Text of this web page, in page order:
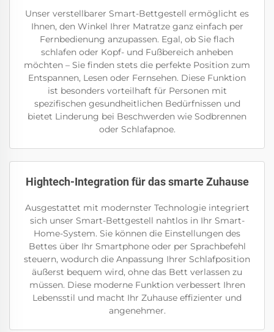
Unser verstellbarer Smart-Bettgestell ermöglicht es
Ihnen, den Winkel Ihrer Matratze ganz einfach per
Fernbedienung anzupassen. Egal, ob Sie flach
schlafen oder Kopf- und Fußbereich anheben
möchten – Sie finden stets die perfekte Position zum
Entspannen, Lesen oder Fernsehen. Diese Funktion
ist besonders vorteilhaft für Personen mit
spezifischen gesundheitlichen Bedürfnissen und
bietet Linderung bei Beschwerden wie Sodbrennen
oder Schlafapnoe.
Hightech-Integration für das smarte Zuhause
Ausgestattet mit modernster Technologie integriert
sich unser Smart-Bettgestell nahtlos in Ihr Smart-
Home-System. Sie können die Einstellungen des
Bettes über Ihr Smartphone oder per Sprachbefehl
steuern, wodurch die Anpassung Ihrer Schlafposition
äußerst bequem wird, ohne das Bett verlassen zu
müssen. Diese moderne Funktion verbessert Ihren
Lebensstil und macht Ihr Zuhause effizienter und
angenehmer.